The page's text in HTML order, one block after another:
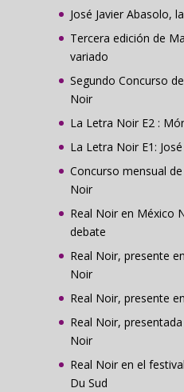
José Javier Abasolo,
Tercera edición de
variado
Segundo Concurso
Noir
La Letra Noir E2 :
La Letra Noir E1:
Concurso mensual
Noir
Real Noir en México
debate
Real Noir, presente
Noir
Real Noir, presente
Real Noir,
Noir
Real Noir en el
Du Sud